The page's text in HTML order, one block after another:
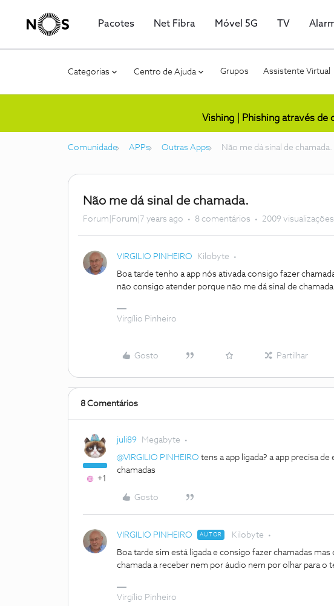
Pacotes Net Fibra Móvel 5G TV
Categorias Centro de Ajuda Grupos Assistente Virtual
Vishing | Phishing através de
Comunidade APPs Outras Apps Não me dá sinal de chamada.
Não me dá sinal de chamada.
Forum|Forum|7 years ago 8 comentários 2009 visualizações
VIRGILIO PINHEIRO Kilobyte
Boa tarde tenho a app nós ativada consigo fazer
não consigo atender porque não me dá sinal de
Virgílio Pinheiro
Gosto Partilhar
8 Comentários
+1
juli89 Megabyte
@VIRGILIO PINHEIRO tens a app ligada? a app precisa
chamadas
Gosto
VIRGILIO PINHEIRO AUTOR Kilobyte
Boa tarde sim está ligada e consigo fazer chamadas
chamada a receber nem por áudio nem por olhar para o
Virgílio Pinheiro